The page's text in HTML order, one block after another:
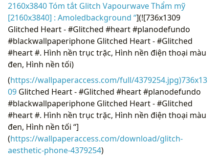
2160x3840 Tóm tắt Glitch Vapourwave Thẩm mỹ
[2160x3840] : Amoledbackground “](![736x1309
Glitched Heart - #Glitched #heart #planodefundo
#blackwallpaperiphone Glitched Heart - #Glitched
#heart #. Hình nền trục trặc, Hình nền điện thoại màu
đen, Hình nền tối)
(https://wallpaperaccess.com/full/4379254.jpg)736x13
09 Glitched Heart - #Glitched #heart #planodefundo
#blackwallpaperiphone Glitched Heart - #Glitched
#heart #. Hình nền trục trặc, Hình nền điện thoại màu
đen, Hình nền tối “]
(https://wallpaperaccess.com/download/glitch-
aesthetic-phone-4379254)